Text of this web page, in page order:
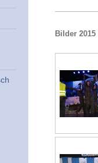
Bilder 2015